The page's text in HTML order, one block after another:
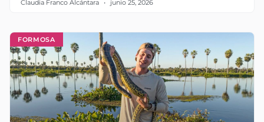
Claudia Franco Alcántara junio 25, 2026
FORMOSA